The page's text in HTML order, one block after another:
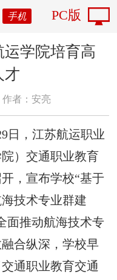
手机 PC版
学院培育高
才
作者：安亮
日，江苏航运职业
）交通职业教育
，宣布学校“基于
技术专业群建
面推动航海技术专
合纵深，学校早
通职业教育交通